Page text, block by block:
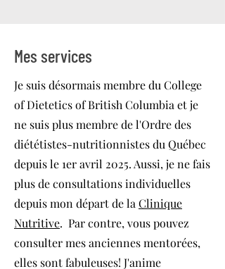
Mes services
Je suis désormais membre du College
of Dietetics of British Columbia et je
ne suis plus membre de l'Ordre des
diététistes-nutritionnistes du Québec
depuis le 1er avril 2025. Aussi, je ne fais
plus de consultations individuelles
depuis mon départ de la Clinique
Nutritive. Par contre, vous pouvez
consulter mes anciennes mentorées,
elles sont fabuleuses! J'anime